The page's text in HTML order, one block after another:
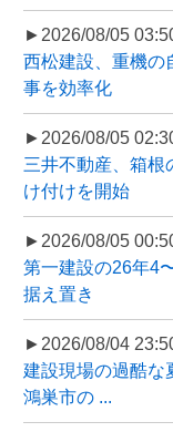
►2026/08/05
西松建設、重機の
事を効率化
►2026/08/05
三井不動産、箱根
け付けを開始
►2026/08/05
第一建設の26年4
据え置き
►2026/08/04
建設現場の過酷な
鴻巣市の ...